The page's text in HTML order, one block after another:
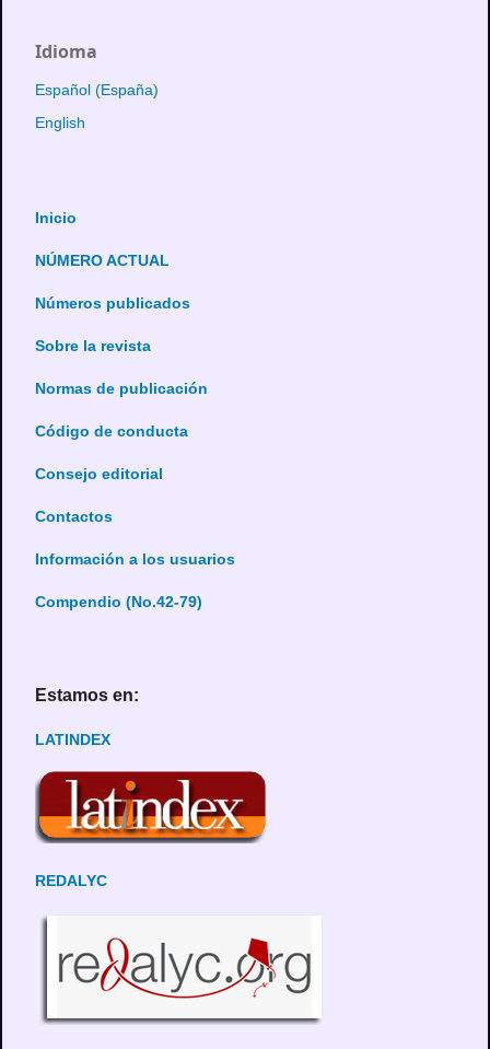
Idioma
Español (España)
English
Inicio
NÚMERO ACTUAL
Números publicados
Sobre la revista
Normas de publicación
Código de conducta
Consejo editorial
Contactos
Información a los usuarios
Compendio (No.42-79)
Estamos en:
LATINDEX
REDALYC